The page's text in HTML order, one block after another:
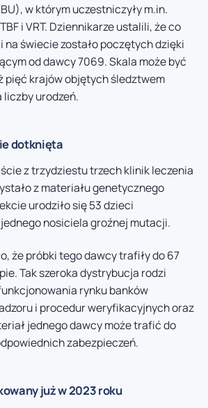
w którym uczestniczyły m.in.
i VRT. Dziennikarze ustalili, że co
na świecie zostało poczętych dzięki
od dawcy 7069. Skala może być
pięć krajów objętych śledztwem
liczby urodzeń.
dotknięta
z trzydziestu trzech klinik leczenia
z materiału genetycznego
urodziło się 53 dzieci
nosiciela groźnej mutacji.
że próbki tego dawcy trafiły do 67
Tak szeroka dystrybucja rodzi
rynku banków
i procedur weryfikacyjnych oraz
jednego dawcy może trafić do
zabezpieczeń.
już w 2023 roku